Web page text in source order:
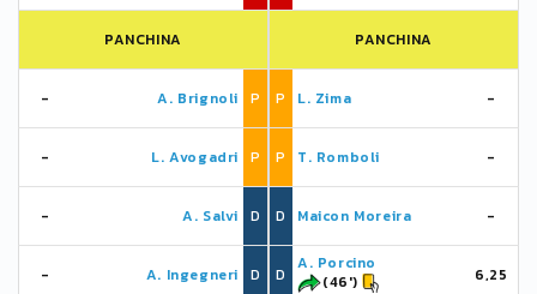
PANCHINA
- A. Brignoli P
- L. Avogadri P
- A. Salvi D
- A. Ingegneri D
PANCHINA
P L. Zima -
P T. Romboli -
D Maicon Moreira -
D
A. Porcino
(46')
6,25